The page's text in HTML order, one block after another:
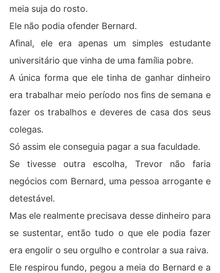
meia suja do rosto.
Ele não podia ofender Bernard.
Afinal, ele era apenas um simples estudante
universitário que vinha de uma família pobre.
A única forma que ele tinha de ganhar dinheiro
era trabalhar meio período nos fins de semana e
fazer os trabalhos e deveres de casa dos seus
colegas.
Só assim ele conseguia pagar a sua faculdade.
Se tivesse outra escolha, Trevor não faria
negócios com Bernard, uma pessoa arrogante e
detestável.
Mas ele realmente precisava desse dinheiro para
se sustentar, então tudo o que ele podia fazer
era engolir o seu orgulho e controlar a sua raiva.
Ele respirou fundo, pegou a meia do Bernard e a